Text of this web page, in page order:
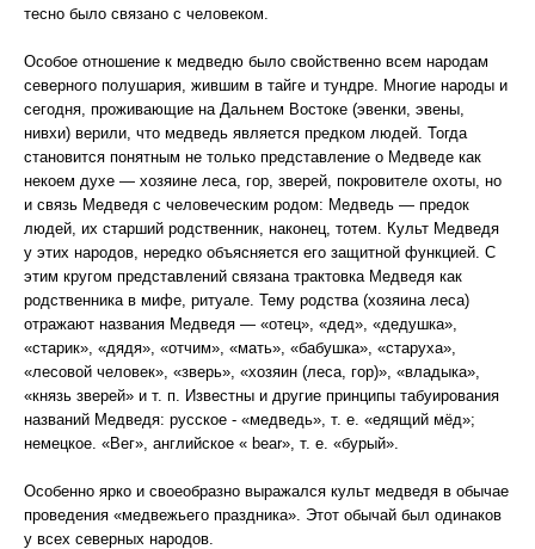
тесно было связано с человеком.
Особое отношение к медведю было свойственно всем народам
северного полушария, жившим в тайге и тундре. Многие народы и
сегодня, проживающие на Дальнем Востоке (эвенки, эвены,
нивхи) верили, что медведь является предком людей. Тогда
становится понятным не только представление о Медведе как
некоем духе — хозяине леса, гор, зверей, покровителе охоты, но
и связь Медведя с человеческим родом: Медведь — предок
людей, их старший родственник, наконец, тотем. Культ Медведя
у этих народов, нередко объясняется его защитной функцией. С
этим кругом представлений связана трактовка Медведя как
родственника в мифе, ритуале. Тему родства (хозяина леса)
отражают названия Медведя — «отец», «дед», «дедушка»,
«старик», «дядя», «отчим», «мать», «бабушка», «старуха»,
«лесовой человек», «зверь», «хозяин (леса, гор)», «владыка»,
«князь зверей» и т. п. Известны и другие принципы табуирования
названий Медведя: русское - «медведь», т. е. «едящий мёд»;
немецкое. «Вег», английское « bеаr», т. е. «бурый».
Особенно ярко и своеобразно выражался культ медведя в обычае
проведения «медвежьего праздника». Этот обычай был одинаков
у всех северных народов.